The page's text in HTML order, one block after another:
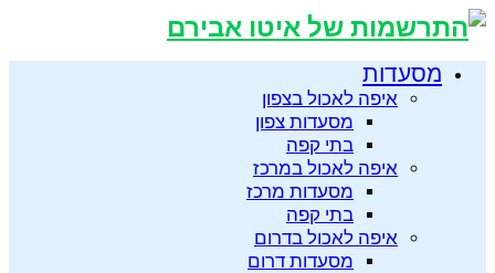
מסעדות
איפה לאכול בצפון
מסעדות צפון
בתי קפה
איפה לאכול במרכז
מסעדות מרכז
בתי קפה
איפה לאכול בדרום
מסעדות דרום